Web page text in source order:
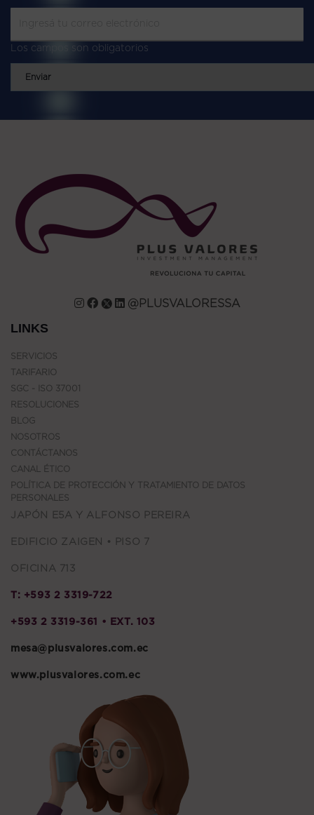
Los campos son obligatorios
Enviar
@PLUSVALORESSA
LINKS
SERVICIOS
TARIFARIO
SGC - ISO 37001
RESOLUCIONES
BLOG
NOSOTROS
CONTÁCTANOS
CANAL ÉTICO
POLÍTICA DE PROTECCIÓN Y TRATAMIENTO DE DATOS
PERSONALES
JAPÓN E5A Y ALFONSO PEREIRA
EDIFICIO ZAIGEN • PISO 7
OFICINA 713
T: +593 2 3319-722
+593 2 3319-361 • EXT. 103
mesa@plusvalores.com.ec
www.plusvalores.com.ec